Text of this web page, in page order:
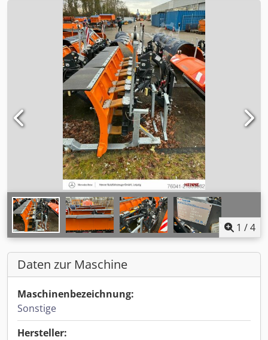
1 /4
Daten zur Maschine
Maschinenbezeichnung:
Sonstige
Hersteller: